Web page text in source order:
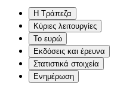
Η Τράπεζα
Κύριες λειτουργίες
Το ευρώ
Εκδόσεις και έρευνα
Στατιστικά στοιχεία
Ενημέρωση